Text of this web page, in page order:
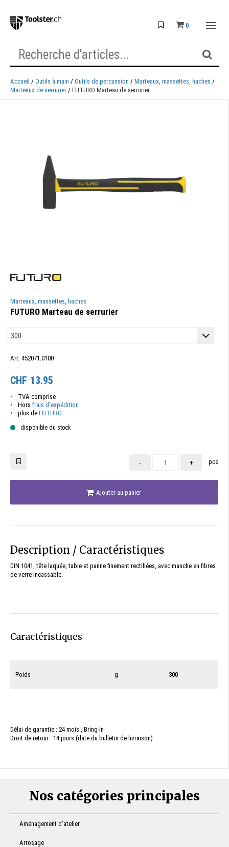
0
Accueil Outils à main Outils de percussion
Marteaux, massettes, haches
Marteaux de serrurier
FUTURO Marteau de serrurier
Marteaux, massettes, haches
FUTURO Marteau de serrurier
Art. 452071.0100
CHF 13.95
TVA comprise
Hors frais d'expédition
plus de FUTURO
disponible du stock
- + pce
Ajouter au panier
Description / Caractéristiques
DIN 1041, tête laquée, table et panne finement rectifiées, avec manche en fibres
de verre incassable.
Caractéristiques
Poids g 300
Délai de garantie : 24 mois , Bring-In
Droit de retour : 14 jours (date du bulletin de livraison)
Nos catégories principales
Aménagement d’atelier
Arrosage